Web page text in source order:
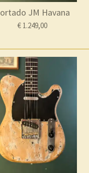
JM Havana
€ 1.249,00